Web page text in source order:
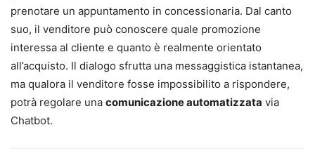
prenotare un appuntamento in concessionaria. Dal canto
suo, il venditore può conoscere quale promozione
interessa al cliente e quanto è realmente orientato
all’acquisto. Il dialogo sfrutta una messaggistica istantanea,
ma qualora il venditore fosse impossibilito a rispondere,
potrà regolare una comunicazione automatizzata via
Chatbot.